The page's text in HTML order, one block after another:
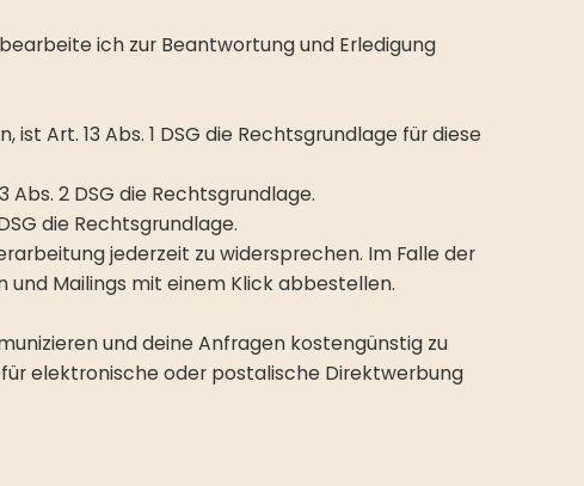
ich zur Beantwortung und Erledigung
Art. 13 Abs. 1 DSG die Rechtsgrundlage für diese
2 DSG die Rechtsgrundlage.
die Rechtsgrundlage.
jederzeit zu widersprechen. Im Falle der
Mailings mit einem Klick abbestellen.
und deine Anfragen kostengünstig zu
elektronische oder postalische Direktwerbung